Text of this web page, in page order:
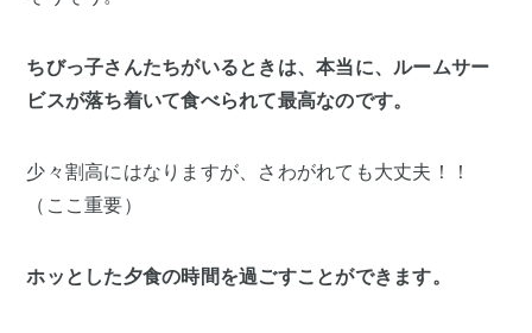
ちびっ子さんたちがいるときは、本当に、ルームサー
ビスが落ち着いて食べられて最高なのです。
少々割高にはなりますが、さわがれても大丈夫！！
（ここ重要）
ホッとした夕食の時間を過ごすことができます。